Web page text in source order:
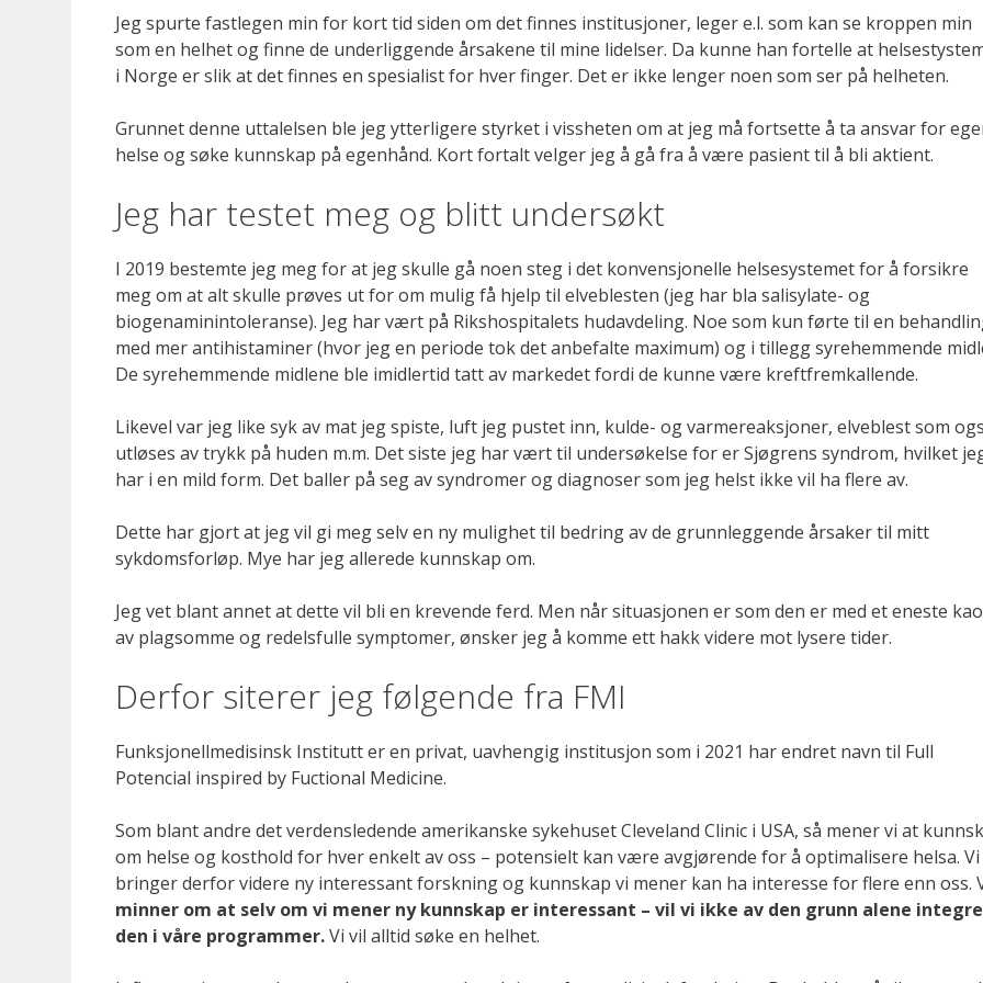
Jeg spurte fastlegen min for kort tid siden om det finnes institusjoner, leger e.l. som kan se kroppen min
som en helhet og finne de underliggende årsakene til mine lidelser. Da kunne han fortelle at
i Norge er slik at det finnes en spesialist for hver finger. Det er ikke lenger noen som ser på helheten.
Grunnet denne uttalelsen ble jeg ytterligere styrket i vissheten om at jeg må fortsette å ta ansvar for
helse og søke kunnskap på egenhånd. Kort fortalt velger jeg å gå fra å være pasient til å bli aktient.
Jeg har testet meg og blitt undersøkt
I 2019 bestemte jeg meg for at jeg skulle gå noen steg i det konvensjonelle helsesystemet for å forsikre
meg om at alt skulle prøves ut for om mulig få hjelp til elveblesten (jeg har bla salisylate- og
biogenaminintoleranse). Jeg har vært på Rikshospitalets hudavdeling. Noe som kun førte til en
med mer antihistaminer (hvor jeg en periode tok det anbefalte maximum) og i tillegg syrehemmende
De syrehemmende midlene ble imidlertid tatt av markedet fordi de kunne være kreftfremkallende.
Likevel var jeg like syk av mat jeg spiste, luft jeg pustet inn, kulde- og varmereaksjoner, elveblest som
utløses av trykk på huden m.m. Det siste jeg har vært til undersøkelse for er Sjøgrens syndrom, hvilket
har i en mild form. Det baller på seg av syndromer og diagnoser som jeg helst ikke vil ha flere av.
Dette har gjort at jeg vil gi meg selv en ny mulighet til bedring av de grunnleggende årsaker til mitt
sykdomsforløp. Mye har jeg allerede kunnskap om.
Jeg vet blant annet at dette vil bli en krevende ferd. Men når situasjonen er som den er med et eneste
av plagsomme og redelsfulle symptomer, ønsker jeg å komme ett hakk videre mot lysere tider.
Derfor siterer jeg følgende fra FMI
Funksjonellmedisinsk Institutt er en privat, uavhengig institusjon som i 2021 har endret navn til Full
Potencial inspired by Fuctional Medicine.
Som blant andre det verdensledende amerikanske sykehuset Cleveland Clinic i USA, så mener vi at
om helse og kosthold for hver enkelt av oss – potensielt kan være avgjørende for å optimalisere helsa. Vi
bringer derfor videre ny interessant forskning og kunnskap vi mener kan ha interesse for flere enn oss.
minner om at selv om vi mener ny kunnskap er interessant – vil vi ikke av den grunn alene
den i våre programmer.Vi vil alltid søke en helhet.